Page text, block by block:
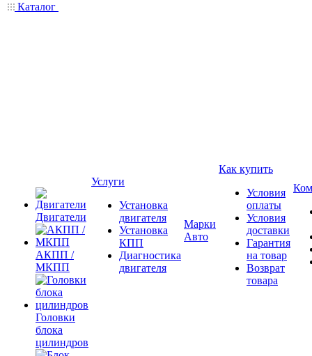
Каталог
Двигатели
АКПП /
МКПП
Головки
блока
цилиндров
Услуги
Установка
двигателя
Установка
КПП
Диагностика
двигателя
Марки
Авто
Как купить
Условия
оплаты
Условия
доставки
Гарантия
на товар
Возврат
товара